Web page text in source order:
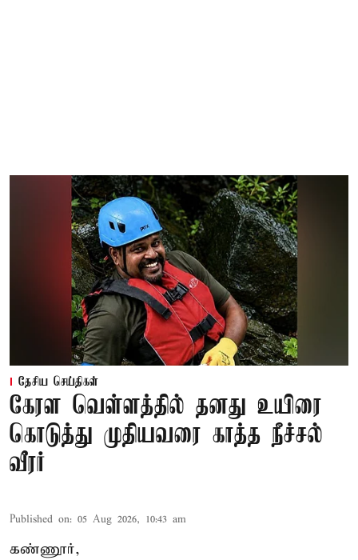
தேசிய செய்திகள்
கேரள வெள்ளத்தில் தனது உயிரை
கொடுத்து முதியவரை காத்த நீச்சல்
வீரர்
Published on: 05 Aug 2026, 10:43 am
கண்ணூர்,